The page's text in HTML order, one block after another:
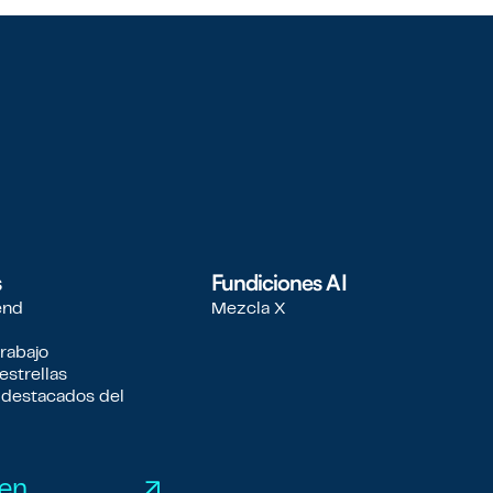
estrellas
del
Fundiciones AI
Mezcla X